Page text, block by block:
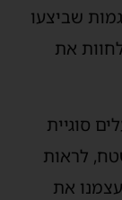
שביצעו
את
סוגיית
לראות
את